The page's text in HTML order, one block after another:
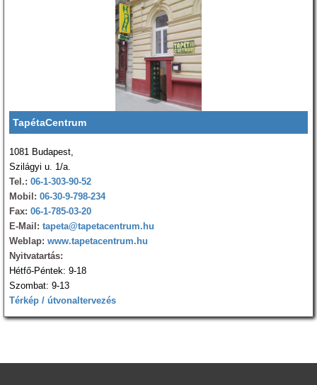
TapétaCentrum
1081 Budapest,
Szilágyi u. 1/a.
Tel.: 06-1-303-90-52
Mobil: 06-30-9-798-234
Fax: 06-1-785-03-20
E-Mail: tapeta@tapetacentrum.hu
Weblap: www.tapetacentrum.hu
Nyitvatartás:
Hétfő-Péntek: 9-18
Szombat: 9-13
Térkép / útvonaltervezés